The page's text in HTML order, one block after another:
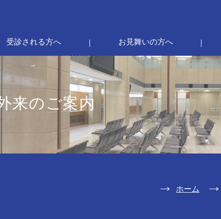
受診される方へ お見舞いの方へ
来のご案内
ホーム